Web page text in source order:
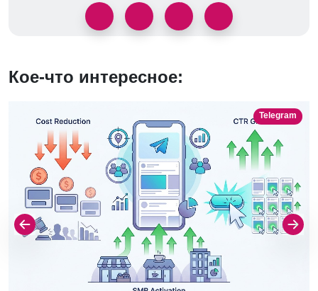
Кое-что интересное:
Telegram